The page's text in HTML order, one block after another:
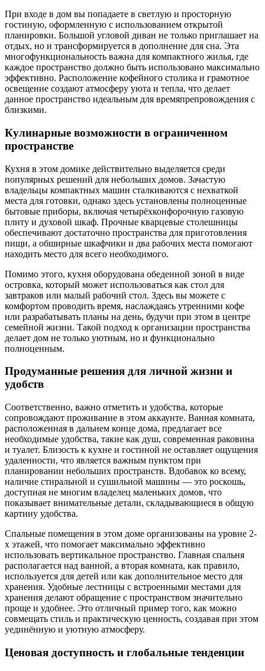
При входе в дом вы попадаете в светлую и просторную
гостиную, оформленную с использованием открытой
планировки. Большой угловой диван не только приглашает на
отдых, но и трансформируется в дополнение для сна. Эта
многофункциональность важна для компактного жилья, где
каждое пространство должно быть использовано максимально
эффективно. Расположение кофейного столика и грамотное
освещение создают атмосферу уюта и тепла, что делает
данное пространство идеальным для времяпрепровождения с
близкими.
Кулинарные возможности в ограниченном
пространстве
Кухня в этом домике действительно выделяется среди
популярных решений для небольших домов. Зачастую
владельцы компактных машин сталкиваются с нехваткой
места для готовки, однако здесь установлены полноценные
бытовые приборы, включая четырёхконфорочную газовую
плиту и духовой шкаф. Прочные кварцевые столешницы
обеспечивают достаточно пространства для приготовления
пищи, а обширные шкафчики и два рабочих места помогают
находить место для всего необходимого.
Помимо этого, кухня оборудована обеденной зоной в виде
островка, который может использоваться как стол для
завтраков или малый рабочий стол. Здесь вы можете с
комфортом проводить время, наслаждаясь утренними кофе
или разрабатывать планы на день, будучи при этом в центре
семейной жизни. Такой подход к организации пространства
делает дом не только уютным, но и функционально
полноценным.
Продуманные решения для личной жизни и
удобств
Соответственно, важно отметить и удобства, которые
сопровождают проживание в этом аккаунте. Ванная комната,
расположенная в дальнем конце дома, предлагает все
необходимые удобства, такие как душ, современная раковина
и туалет. Близость к кухне и гостиной не оставляет ощущения
удаленности, что является важным пунктом при
планировании небольших пространств. Вдобавок ко всему,
наличие стиральной и сушильной машины — это роскошь,
доступная не многим владелец маленьких домов, что
показывает внимательные детали, складывающиеся в общую
картину удобства.
Спальные помещения в этом доме организованы на уровне 2-
х этажей, что помогает максимально эффективно
использовать вертикальное пространство. Главная спальня
располагается над ванной, а вторая комната, как правило,
используется для детей или как дополнительное место для
хранения. Удобные лестницы с встроенными местами для
хранения делают обращение с пространством значительно
проще и удобнее. Это отличный пример того, как можно
совмещать стиль и практическую ценность, создавая при этом
уединённую и уютную атмосферу.
Ценовая доступность и глобальные тенденции